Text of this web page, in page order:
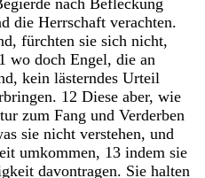
die Herrschaft verachten.
, fürchten sie sich nicht,
wo doch Engel, die an
, kein lästerndes Urteil
. 12 Diese aber, wie
zum Fang und Verderben
sie nicht verstehen, und
umkommen, 13 indem sie
davontragen. Sie halten